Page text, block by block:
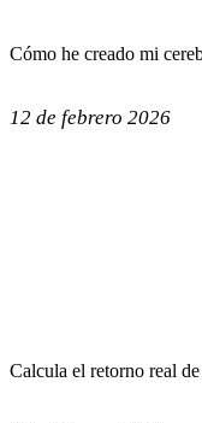
Cómo he creado mi
12 de febrero 2026
Calcula el retorno real